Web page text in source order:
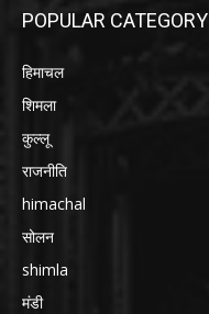
POPULAR CATEGORY
हिमाचल
शिमला
कुल्लू
राजनीति
himachal
सोलन
shimla
मंडी